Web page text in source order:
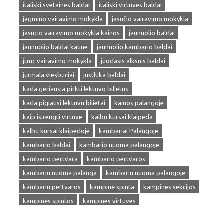
italiski svetaines baldai
italiski virtuves baldai
jagmino vairavimo mokykla
jasučio vairavimo mokykla
jasucio vairavimo mokykla kainos
jaunuolio baldai
jaunuolio baldai kaune
jaunuolio kambario baldai
jtmc vairavimo mokykla
juodasis alksnis baldai
jurmala viesbuciai
justluka baldai
kada geriausia pirkti lektuvo bilietus
kada pigiausi lektuvu bilietai
kainos palangoje
kaip isirengti virtuve
kalbu kursai klaipeda
kalbu kursai klaipedoje
kambariai Palangoje
kambario baldai
kambario nuoma palangoje
kambario pertvara
kambario pertvaros
kambariu nuoma palanga
kambariu nuoma palangoje
kambariu pertvaros
kampinė spinta
kampines sekcijos
kampinės spintos
kampines virtuves